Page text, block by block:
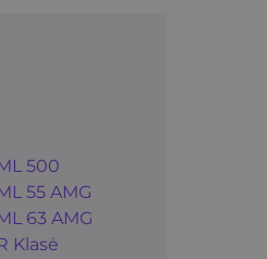
500
55 AMG
63 AMG
Klasė